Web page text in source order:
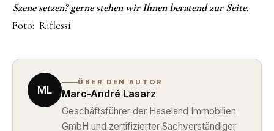
Szene setzen? gerne stehen wir Ihnen beratend zur Seite.
Foto: Riflessi
ML
ÜBER DEN AUTOR
Marc-André Lasarz
Geschäftsführer der Haseland Immobilien
GmbH und zertifizierter Sachverständiger